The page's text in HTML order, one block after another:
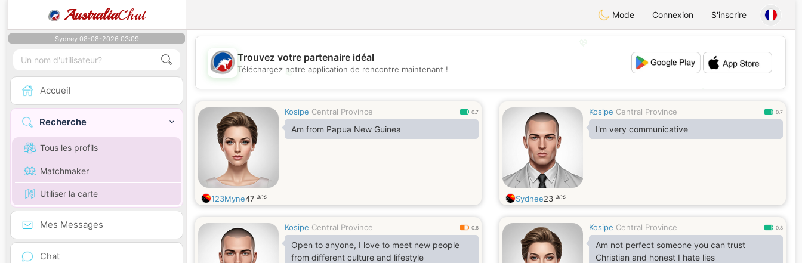
AustraliaChat Mode Connexion S'inscrire
Sydney 08-08-2026 03:09
Accueil
Recherche
Tous les profils
Matchmaker
Utiliser la carte
Mes Messages
Chat
💖
💕
Trouvez votre partenaire idéal
Téléchargez notre application de rencontre maintenant !
Kosipe Central Province 0.7
Am from Papua New Guinea
123Myne47 ans
Kosipe Central Province 0.7
I'm very communicative
Sydnee23 ans
Kosipe Central Province 0.6
Open to anyone, I love to meet new people
from different culture and lifestyle
Kosipe Central Province 0.8
Am not perfect someone you can trust
Christian and honest I hate lies